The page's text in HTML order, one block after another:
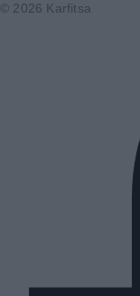
© 2026 Karfitsa